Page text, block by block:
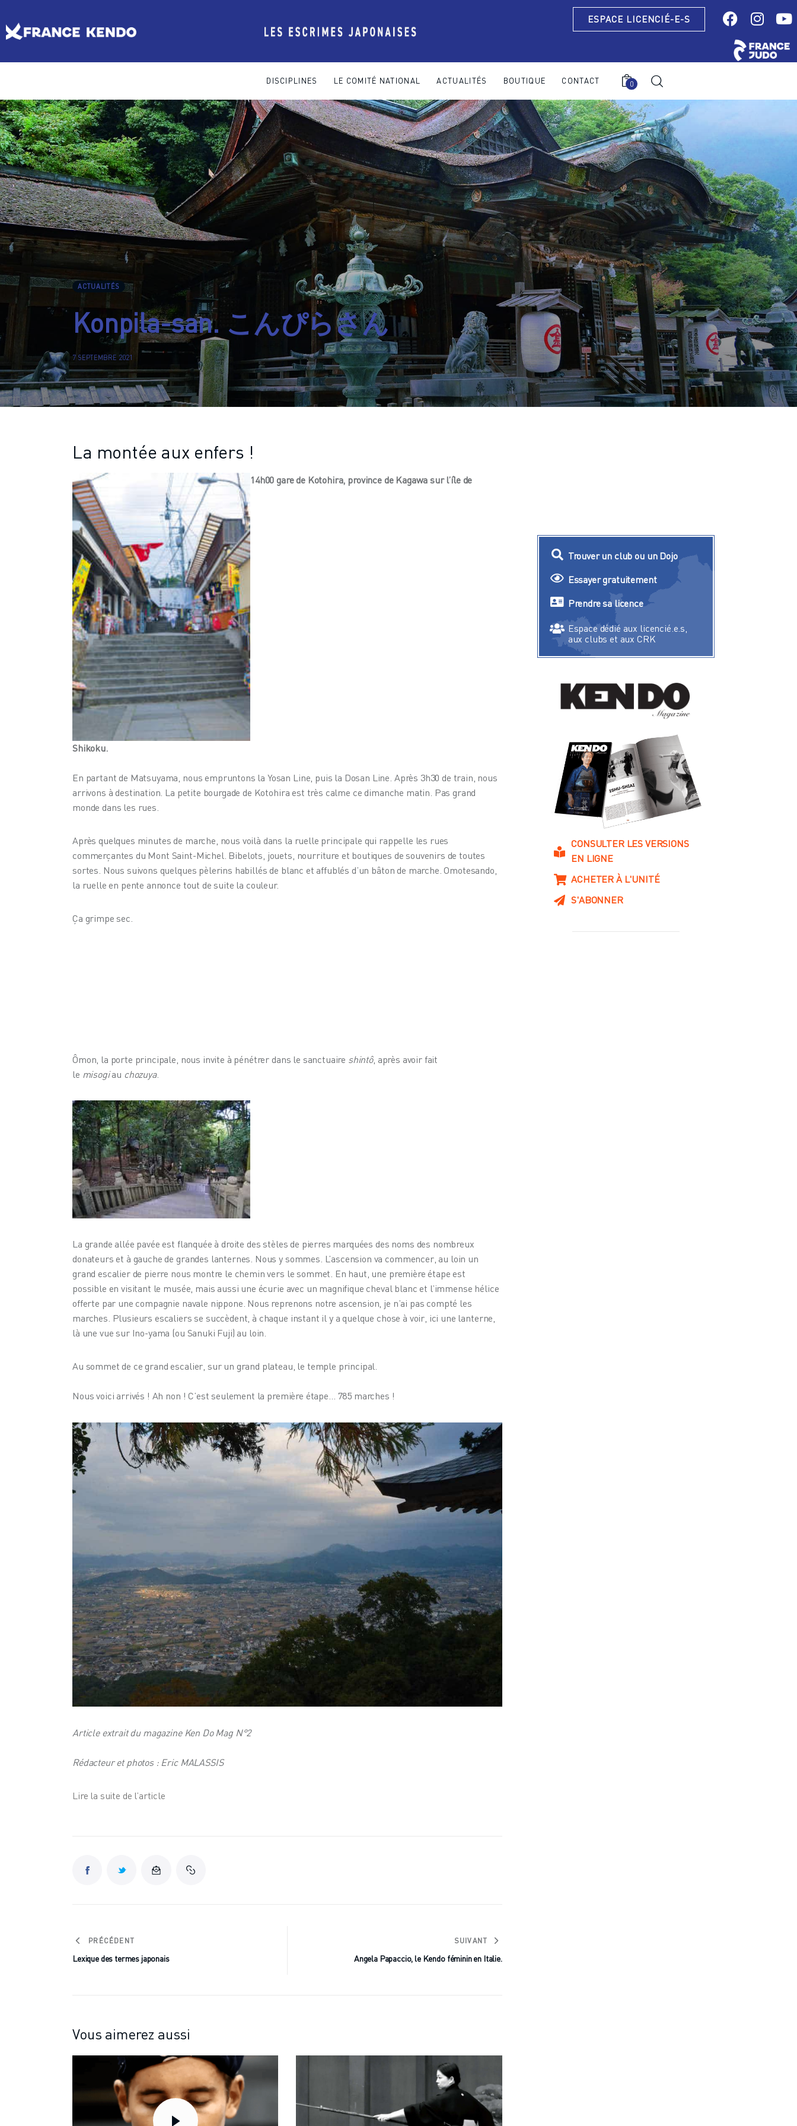
ESPACE LICENCIÉ-E-S
DISCIPLINES LE COMITÉ NATIONAL ACTUALITÉS BOUTIQUE CONTACT 0
DISCIPLINES LE COMITÉ NATIONAL ACTUALITÉS BOUTIQUE CONTACT
0
Le Comité France Kendo
Boutique
Agenda licencié.e.s
Espace licencié-e-s
ACTUALITÉS
Konpila-san. こんぴらさん
7 SEPTEMBRE 2021
La montée aux enfers !​
14h00 gare de Kotohira, province de Kagawa sur l’île de
Shikoku.
En partant de Matsuyama, nous empruntons la Yosan Line, puis la Dosan Line. Après 3h30 de train, nous
arrivons à destination. La petite bourgade de Kotohira est très calme ce dimanche matin. Pas grand
monde dans les rues.
Après quelques minutes de marche, nous voilà dans la ruelle principale qui rappelle les rues
commerçantes du Mont Saint-Michel. Bibelots, jouets, nourriture et boutiques de souvenirs de toutes
sortes. Nous suivons quelques pèlerins habillés de blanc et affublés d’un bâton de marche. Omotesando,
la ruelle en pente annonce tout de suite la couleur.
Ça grimpe sec.
Ômon, la porte principale, nous invite à pénétrer dans le sanctuaire shintô, après avoir fait
le misogi au chozuya.
La grande allée pavée est flanquée à droite des stèles de pierres marquées des noms des nombreux
donateurs et à gauche de grandes lanternes. Nous y sommes. L’ascension va commencer, au loin un
grand escalier de pierre nous montre le chemin vers le sommet. En haut, une première étape est
possible en visitant le musée, mais aussi une écurie avec un magnifique cheval blanc et l’immense hélice
offerte par une compagnie navale nippone. Nous reprenons notre ascension, je n’ai pas compté les
marches. Plusieurs escaliers se succèdent, à chaque instant il y a quelque chose à voir, ici une lanterne,
là une vue sur Ino-yama (ou Sanuki Fuji) au loin.
Au sommet de ce grand escalier, sur un grand plateau, le temple principal.
Nous voici arrivés ! Ah non ! C’est seulement la première étape… 785 marches !
Article extrait du magazine Ken Do Mag N°2
Rédacteur et photos : Eric MALASSIS
Lire la suite de l’article
PRÉCÉDENT
Lexique des termes japonais
SUIVANT
Angela Papaccio, le Kendo féminin en Italie.
Vous aimerez aussi
Trouver un club ou un Dojo
Essayer gratuitement
Prendre sa licence
Espace dédié aux licencié.e.s,
aux clubs et aux CRK
CONSULTER LES VERSIONS
EN LIGNE
ACHETER À L'UNITÉ
S'ABONNER